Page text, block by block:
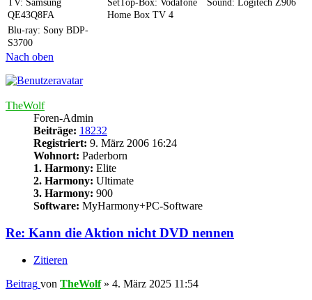
TV: Samsung
QE43Q8FA
SetTop-Box: Vodafone
Home Box TV 4
Sound: Logitech Z906
Blu-ray: Sony BDP-
S3700
Nach oben
TheWolf
Foren-Admin
Beiträge: 18232
Registriert: 9. März 2006 16:24
Wohnort: Paderborn
1. Harmony: Elite
2. Harmony: Ultimate
3. Harmony: 900
Software: MyHarmony+PC-Software
Re: Kann die Aktion nicht DVD nennen
Zitieren
Beitrag von TheWolf» 4. März 2025 11:54